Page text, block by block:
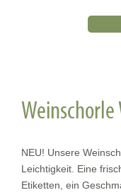
Weinschorle
NEU! Unsere
Leichtigkeit. Eine
Etiketten, ein